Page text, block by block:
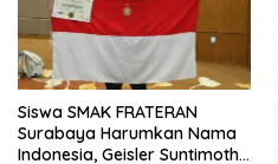
Siswa SMAK FRATERAN
Surabaya Harumkan Nama
Indonesia, Geisler Suntimothy